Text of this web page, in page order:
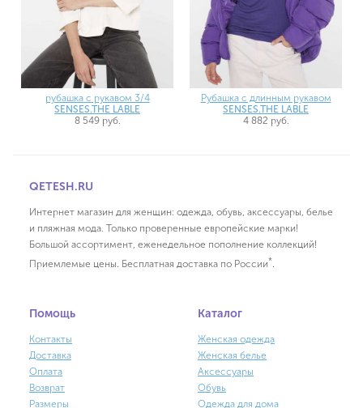
рубашка с рукавом 3/4
SENSES.THE LABLE
8 549 руб.
Рубашка с длинным рукавом
SENSES.THE LABLE
4 882 руб.
QETESH.RU
Интернет магазин для женщин: одежда, обувь, аксессуары, белье
и пляжная мода. Только проверенные европейские марки!
Большой ассортимент, еженедельное пополнение коллекций!
Приемлемые цены. Бесплатная доставка по России*
Помощь
Контакты
Доставка
Оплата
Возврат
Размеры
Каталог
Женская одежда
Женская белье
Аксессуары
Обувь
Одежда для дома